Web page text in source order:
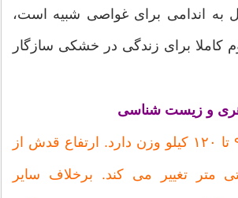
اندامی برای غواصی شبیه است،
کاملا برای زندگی در خشکی سازگار
و زیست شناسی
فیل هنگام تولد ۹۰ تا ۱۲۰ کیلو وزن دارد. ارتفاع قدش از
۳۹۰ سانتی متر تغییر می کند. برخلاف سایر